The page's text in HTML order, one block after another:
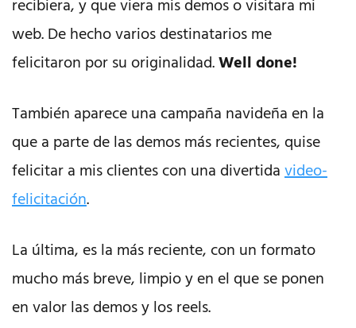
recibiera, y que viera mis demos o visitara mi
web. De hecho varios destinatarios me
felicitaron por su originalidad.Well done!
También aparece una campaña navideña en la
que a parte de las demos más recientes, quise
felicitar a mis clientes con una divertidavideo-
felicitación.
La última, es la más reciente, con un formato
mucho más breve, limpio y en el que se ponen
en valor las demos y los reels.